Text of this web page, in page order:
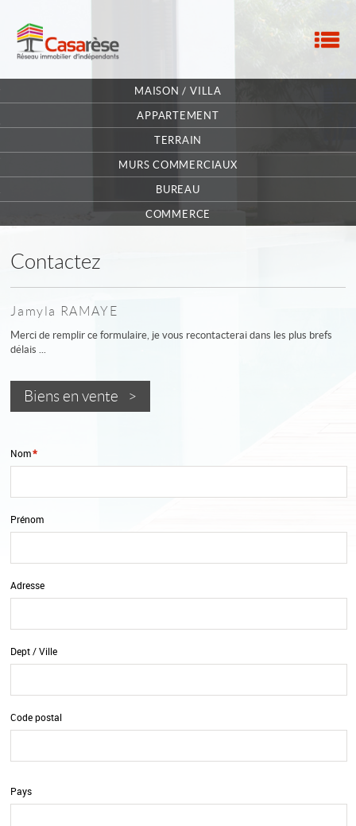
NOUS CONTACTER
MAISON / VILLA
APPARTEMENT
TERRAIN
MURS COMMERCIAUX
BUREAU
COMMERCE
Contactez
Jamyla RAMAYE
Merci de remplir ce formulaire, je vous recontacterai dans les plus brefs
délais ...
Biens en vente >
Nom*
Prénom
Adresse
Dept / Ville
Code postal
Pays